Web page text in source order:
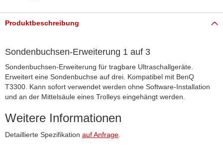
Produktbeschreibung
Sondenbuchsen-Erweiterung 1 auf 3
Sondenbuchsen-Erweiterung für tragbare Ultraschallgeräte.
Erweitert eine Sondenbuchse auf drei. Kompatibel mit BenQ
T3300. Kann sofort verwendet werden ohne Software-Installation
und an der Mittelsäule eines Trolleys eingehängt werden.
Weitere Informationen
Detaillierte Spezifikation auf Anfrage.